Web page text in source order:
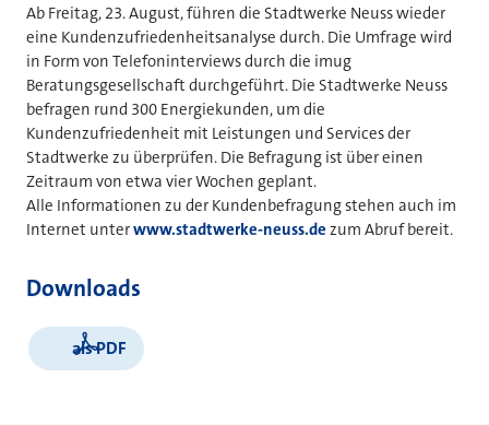
Ab Freitag, 23. August, führen die Stadtwerke Neuss wieder
eine Kundenzufriedenheitsanalyse durch. Die Umfrage wird
in Form von Telefoninterviews durch die imug
Beratungsgesellschaft durchgeführt. Die Stadtwerke Neuss
befragen rund 300 Energiekunden, um die
Kundenzufriedenheit mit Leistungen und Services der
Stadtwerke zu überprüfen. Die Befragung ist über einen
Zeitraum von etwa vier Wochen geplant.
Alle Informationen zu der Kundenbefragung stehen auch im
Internet unterwww.stadtwerke-neuss.de zum Abruf bereit.
Downloads
als PDF